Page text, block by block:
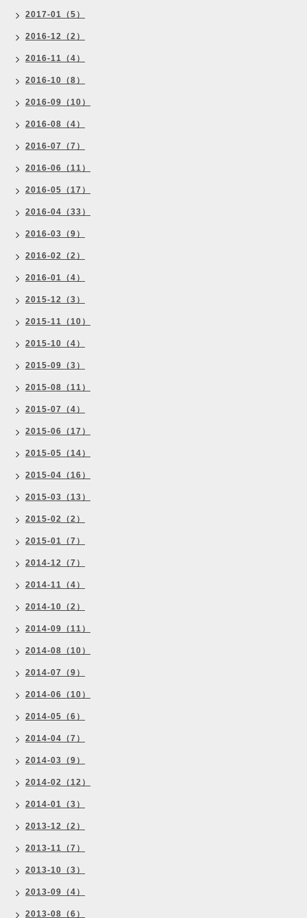
2017-01（5）
2016-12（2）
2016-11（4）
2016-10（8）
2016-09（10）
2016-08（4）
2016-07（7）
2016-06（11）
2016-05（17）
2016-04（33）
2016-03（9）
2016-02（2）
2016-01（4）
2015-12（3）
2015-11（10）
2015-10（4）
2015-09（3）
2015-08（11）
2015-07（4）
2015-06（17）
2015-05（14）
2015-04（16）
2015-03（13）
2015-02（2）
2015-01（7）
2014-12（7）
2014-11（4）
2014-10（2）
2014-09（11）
2014-08（10）
2014-07（9）
2014-06（10）
2014-05（6）
2014-04（7）
2014-03（9）
2014-02（12）
2014-01（3）
2013-12（2）
2013-11（7）
2013-10（3）
2013-09（4）
2013-08（6）